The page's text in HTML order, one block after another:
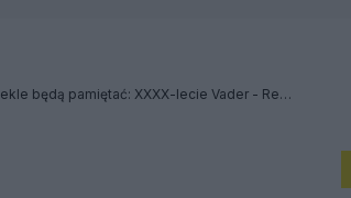
...w Piekle będą pamiętać: XXXX-lecie Vader - Relacja